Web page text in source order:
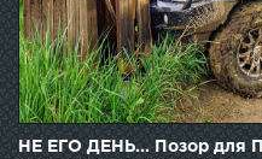
НЕ ЕГО ДЕНЬ... Позор